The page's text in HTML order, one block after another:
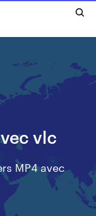
vlc
MP4 avec